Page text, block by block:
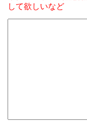
して欲しいなど